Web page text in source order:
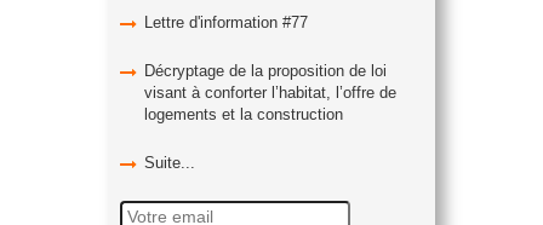
Lettre d'information #77
Décryptage de la proposition de loi
visant à conforter l’habitat, l’offre de
logements et la construction
Suite...